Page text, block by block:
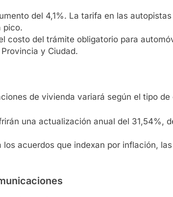
del 4,1%. La tarifa en las
pico.
costo del trámite obligatorio para
y Ciudad.
de vivienda variará según el tipo
una actualización anual del 31,54%,
acuerdos que indexan por inflación,